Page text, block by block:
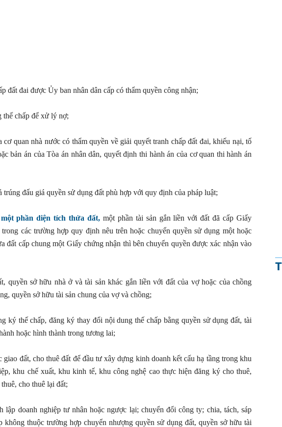
đất đai được Ủy ban nhân dân cấp có thẩm quyền công nhận;
thế chấp để xử lý nợ;
quan nhà nước có thẩm quyền về giải quyết tranh chấp đất đai, khiếu nại, tố
bản án của Tòa án nhân dân, quyết định thi hành án của cơ quan thi hành án
trúng đấu giá quyền sử dụng đất phù hợp với quy định của pháp luật;
phần diện tích thửa đất, một phần tài sản gắn liền với đất đã cấp Giấy
các trường hợp quy định nêu trên hoặc chuyển quyền sử dụng một hoặc
đất cấp chung một Giấy chứng nhận thì bên chuyển quyền được xác nhận vào
quyền sở hữu nhà ở và tài sản khác gắn liền với đất của vợ hoặc của chồng
quyền sở hữu tài sản chung của vợ và chồng;
ký thế chấp, đăng ký thay đổi nội dung thế chấp bằng quyền sử dụng đất, tài
hoặc hình thành trong tương lai;
đất, cho thuê đất để đầu tư xây dựng kinh doanh kết cấu hạ tầng trong khu
khu chế xuất, khu kinh tế, khu công nghệ cao thực hiện đăng ký cho thuê,
cho thuê lại đất;
lập doanh nghiệp tư nhân hoặc ngược lại; chuyển đổi công ty; chia, tách, sáp
không thuộc trường hợp chuyển nhượng quyền sử dụng đất, quyền sở hữu tài